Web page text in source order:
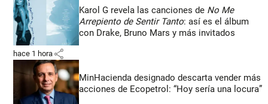
Karol G revela las canciones de No Me
Arrepiento de Sentir Tanto: así es el álbum
con Drake, Bruno Mars y más invitados
hace 1 hora share
MinHacienda designado descarta vender más
acciones de Ecopetrol: “Hoy sería una locura”